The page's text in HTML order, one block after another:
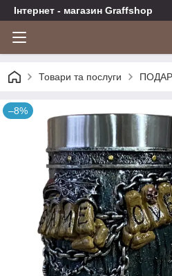
Інтернет - магазин Graffshop
Товари та послуги
–8%